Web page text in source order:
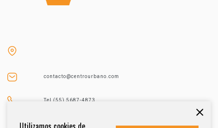
contacto@centrourbano.com
Tel (55) 5687-4873